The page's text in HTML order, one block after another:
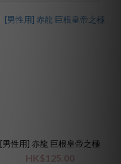
[男性用] 赤龍 巨根皇帝之極
HK$125.00